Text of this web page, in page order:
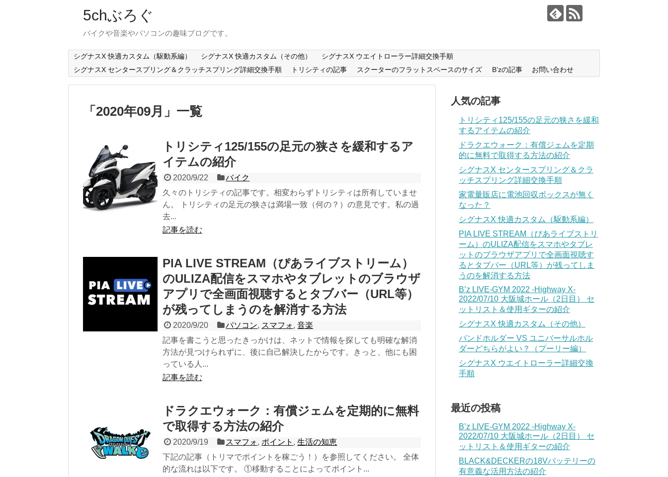
5chぶろぐ
バイクや音楽やパソコンの趣味ブログです。
シグナスX 快適カスタム（駆動系編） シグナスX 快適カスタム（その他）
シグナスX ウエイトローラー詳細交換手順
シグナスX センタースプリング＆クラッチスプリング詳細交換手順
トリシティの記事 スクーターのフラットスペースのサイズ B’zの記事 お問い合わせ
「 2020年09月 」 一覧
トリシティ125/155の足元の狭さを緩和するア
イテムの紹介
2020/9/22
バイク
久々のトリシティの記事です。相変わらずトリシティは所有していませ
ん。 トリシティの足元の狭さは満場一致（何の？）の意見です。私の過
去...
記事を読む
PIA LIVE STREAM（ぴあライブストリーム）
のULIZA配信をスマホやタブレットのブラウザ
アプリで全画面視聴するとタブバー（URL等）
が残ってしまうのを解消する方法
2020/9/20 パソコン, スマフォ,音楽
記事を書こうと思ったきっかけは、ネットで情報を探しても明確な解消
方法が見つけられずに、後に自己解決したからです。きっと、他にも困
っている人...
記事を読む
ドラクエウォーク：有償ジェムを定期的に無料
で取得する方法の紹介
2020/9/19 スマフォ, ポイント ,生活の知恵
下記の記事（トリマでポイントを稼ごう！）を参照してください。 全体
的な流れは以下です。 ①移動することによってポイント...
人気の記事
トリシティ125/155の足元の狭さを緩和
するアイテムの紹介
ドラクエウォーク：有償ジェムを定期
的に無料で取得する方法の紹介
シグナスX センタースプリング＆クラ
ッチスプリング詳細交換手順
家電量販店に電池回収ボックスが無く
なった？
シグナスX 快適カスタム（駆動系編）
PIA LIVE STREAM（ぴあライブストリ
ーム）のULIZA配信をスマホやタブレ
ットのブラウザアプリで全画面視聴す
るとタブバー（URL等）が残ってしま
うのを解消する方法
B’z LIVE-GYM 2022 -Highway X-
2022/07/10 大阪城ホール（2日目） セ
ットリスト＆使用ギターの紹介
シグナスX 快適カスタム（その他）
バンドホルダー VS ユニバーサルホル
ダーどちらがよい？（プーリー編）
シグナスX ウエイトローラー詳細交換
手順
最近の投稿
B’z LIVE-GYM 2022 -Highway X-
2022/07/10 大阪城ホール（2日目） セ
ットリスト＆使用ギターの紹介
BLACK&DECKERの18Vバッテリーの
有意義な活用方法の紹介